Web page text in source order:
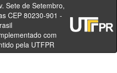
Setembro,
CEP 80230-901 -
- Brasil
com
pela UTFPR